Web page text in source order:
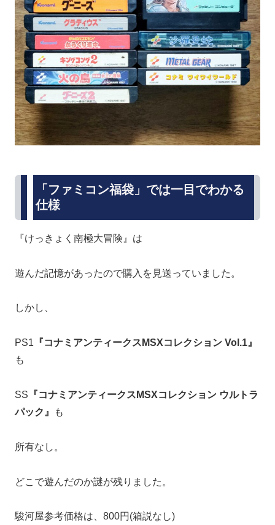
「ファミコン福袋」では一目でわかる
仕様
『けっきょく南極大冒険』 は
遊んだ記憶があったので購入を見送っていました。
しかし、
PS1 『コナミアンティークスMSXコレクション Vol.1』
も
SS 『コナミアンティークスMSXコレクション ウルトラ
パック』
も
所有なし。
どこで遊んだのか謎が残りました。
駿河屋参考価格は、800円(箱説なし)